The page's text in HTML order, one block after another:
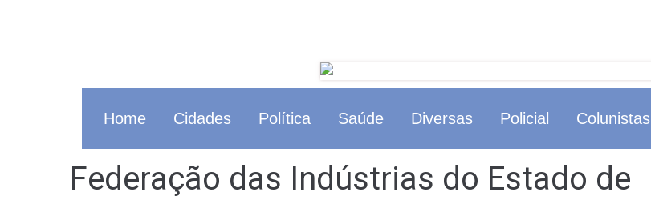
Home Cidades Política Saúde Diversas Policial Colunistas
Federação das Indústrias do Estado de